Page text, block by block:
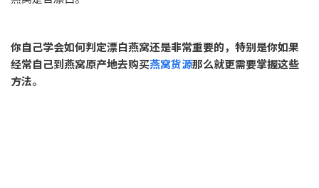
你自己学会如何判定漂白燕窝还是非常重要的，特别是你如果
经常自己到燕窝原产地去购买燕窝货源那么就更需要掌握这些
方法。